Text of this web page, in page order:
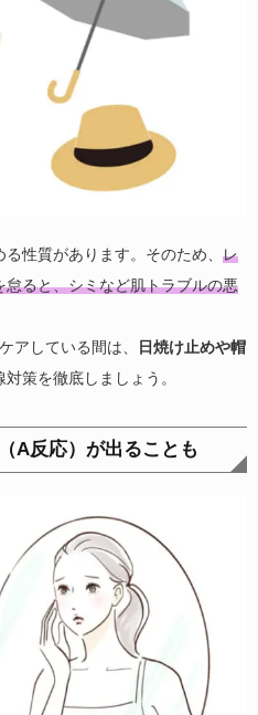
性質があります。そのため、 レ
ると、シミなど肌トラブルの悪
アしている間は、
日焼け止めや帽
対策を徹底しましょう。
A反応）が出ることも